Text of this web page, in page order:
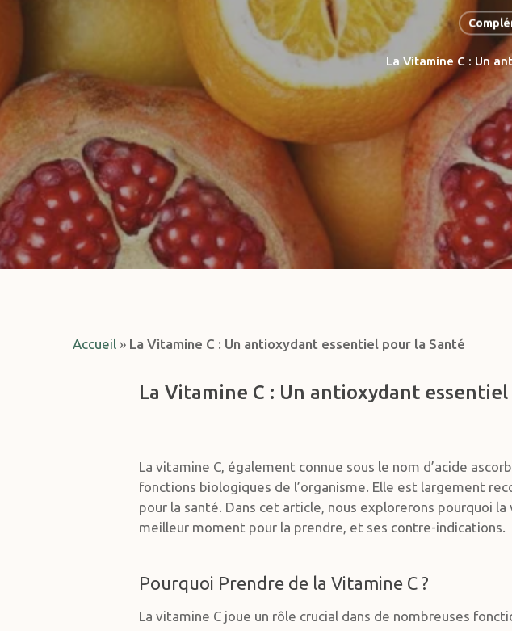
La Vitamine C : Un
Accueil » La Vitamine C : Un antioxydant essentiel pour la Santé
La Vitamine C : Un antioxydant
La vitamine C, également connue sous le nom d’acide
fonctions biologiques de l’organisme. Elle est largement
pour la santé. Dans cet article, nous explorerons pourquoi
meilleur moment pour la prendre, et ses contre-indications.
Pourquoi Prendre de la Vitamine C ?
La vitamine C joue un rôle crucial dans de nombreuses